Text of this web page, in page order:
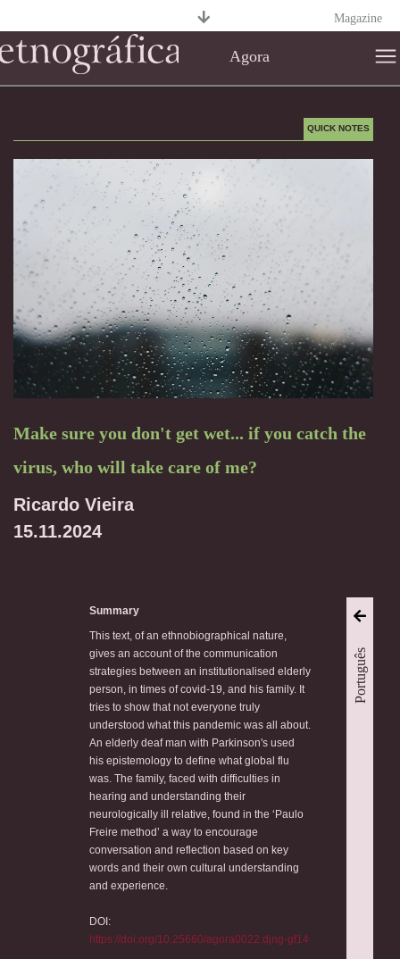
Agora
QUICK NOTES
Make sure you don't get wet... if you catch the
virus, who will take care of me?
Ricardo Vieira
15.11.2024
Summary
This text, of an ethnobiographical nature,
gives an account of the communication
strategies between an institutionalised elderly
person, in times of covid-19, and his family. It
tries to show that not everyone truly
understood what this pandemic was all about.
An elderly deaf man with Parkinson's used
his epistemology to define what global flu
was. The family, faced with difficulties in
hearing and understanding their
neurologically ill relative, found in the ‘Paulo
Freire method’ a way to encourage
conversation and reflection based on key
words and their own cultural understanding
and experience.
DOI:
https://doi.org/10.25660/agora0022.djng-gf14
Português
Magazine